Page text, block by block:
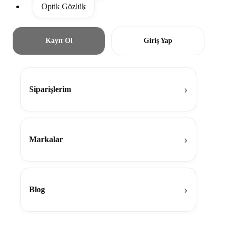
Optik Gözlük
Kayıt Ol Giriş Yap
Siparişlerim
Markalar
Blog